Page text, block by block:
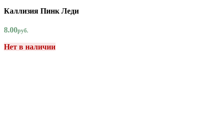
Каллизия Пинк Леди
8.00руб.
Нет в наличии